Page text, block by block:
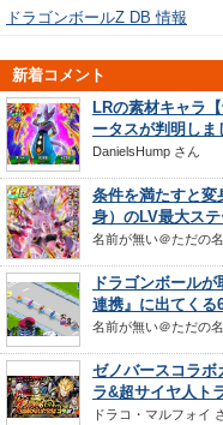
ドラゴンボールZ DB 情報
新着コメント
LRの素材キャラ
ータスが判明しま
DanielsHump さん
条件を満たすと変
身）のLV最大ステ
名前が無い＠ただの
ドラゴンボール
連携』に出てくる
名前が無い＠ただの
ゼノバースコラボ
ラ&超サイヤ人ト
ドラコ・マルフォイ